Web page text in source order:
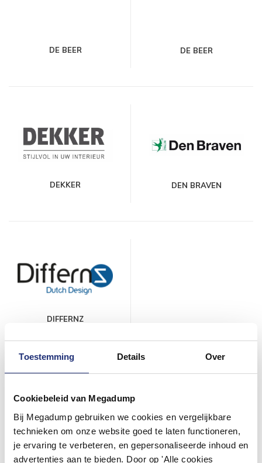
Toestemming Details Over
Cookiebeleid van Megadump
Bij Megadump gebruiken we cookies en vergelijkbare
technieken om onze website goed te laten functioneren,
je ervaring te verbeteren, en gepersonaliseerde inhoud en
advertenties aan te bieden. Door op 'Alle cookies
DE BEER DE BEER
DEKKER DEN BRAVEN
DIFFERNZ
DORNBRACHT